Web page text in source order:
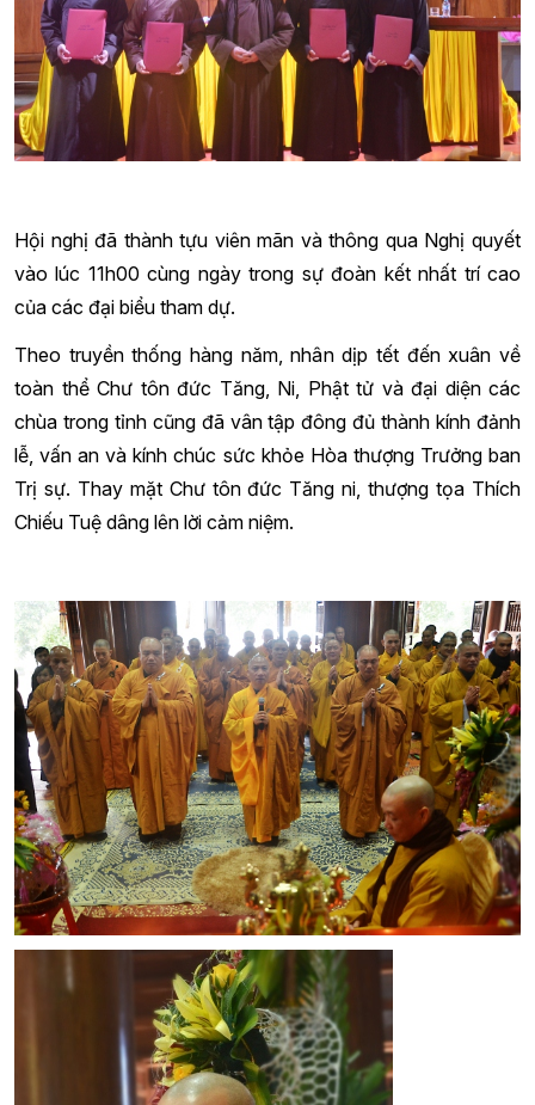
Hội nghị đã thành tựu viên mãn và thông qua Nghị quyết
vào lúc 11h00 cùng ngày trong sự đoàn kết nhất trí cao
của các đại biểu tham dự.
Theo truyền thống hàng năm, nhân dịp tết đến xuân về
toàn thể Chư tôn đức Tăng, Ni, Phật tử và đại diện các
chùa trong tỉnh cũng đã vân tập đông đủ thành kính đảnh
lễ, vấn an và kính chúc sức khỏe Hòa thượng Trưởng ban
Trị sự. Thay mặt Chư tôn đức Tăng ni, thượng tọa Thích
Chiếu Tuệ dâng lên lời cảm niệm.